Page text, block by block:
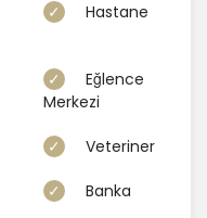
Hastane
Eğlence
Merkezi
Veteriner
Banka